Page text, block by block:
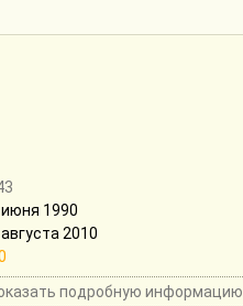
июня 1990
2010
подробную информацию